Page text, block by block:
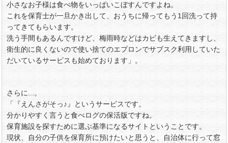
小さなお子様は食べ物をいっぱいこぼすんですよね。
これを保育士が一旦かき出して、おうちに帰ってもう1回洗って持
ってきてもらいます。
洗う手間もあるんですけど、梅雨時などはカビも生えてきますし、
衛生的に良くないので使い捨てのエプロンでサブスク利用していた
だいているサービスも始めております」。
さらに...。
「『えんさがそっ♪』というサービスです。
分かりやすく言うと食べログの保活版ですね。
保育施設を探すために選ぶ基準になるサイトということです。
現状、自分の子供を保育所に預けたいと思うと、自治体に行って窓